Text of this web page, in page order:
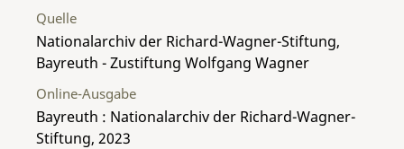
Quelle
Nationalarchiv der Richard-Wagner-Stiftung,
Bayreuth - Zustiftung Wolfgang Wagner
Online-Ausgabe
Bayreuth : Nationalarchiv der Richard-Wagner-
Stiftung, 2023